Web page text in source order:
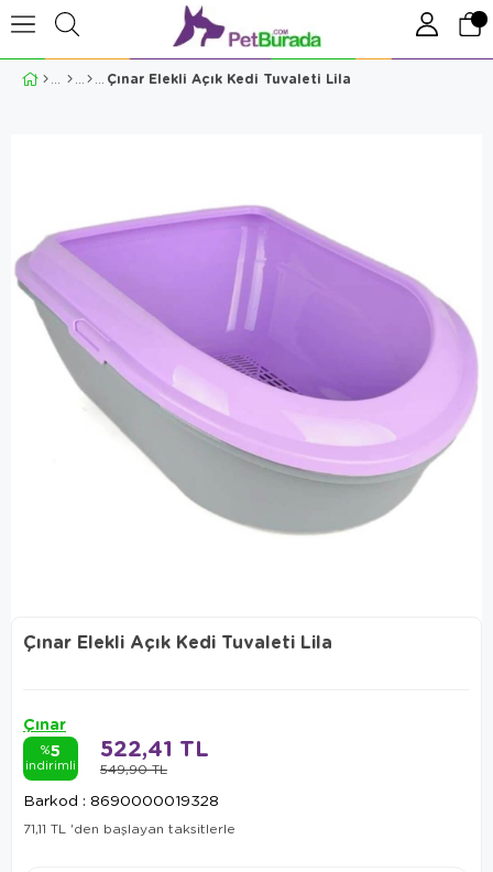
Çınar Elekli Açık Kedi Tuvaleti Lila
Çınar Elekli Açık Kedi Tuvaleti Lila
Çınar
%5
indirimli 549,90 TL
522,41 TL
Barkod : 8690000019328
71,11 TL 'den başlayan taksitlerle